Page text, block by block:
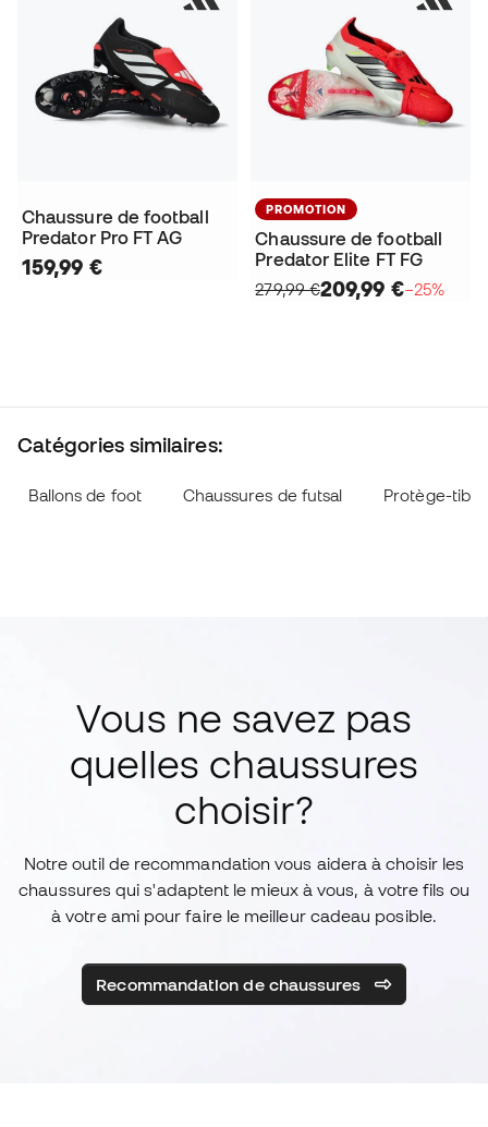
Chaussure de football
Predator Pro FT AG
159,99 €
PROMOTION
Chaussure de football
Predator Elite FT FG
279,99 €209,99 €−25%
Catégories similaires:
Ballons de foot Chaussures de futsal Protège-
Vous ne savez pas
quelles chaussures
choisir?
Notre outil de recommandation vous aidera à choisir les
chaussures qui s'adaptent le mieux à vous, à votre fils ou
à votre ami pour faire le meilleur cadeau posible.
Recommandation de chaussures